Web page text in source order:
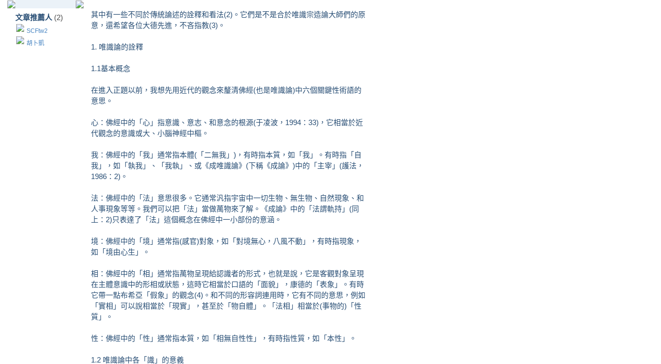
文章推薦人 (2)
SCFtw2
胡卜凱
其中有一些不同於傳統論述的詮釋和看法(2)。它們是不是合於唯識宗造論大師們的原
意，還希望各位大德先進，不吝指教(3)。
1. 唯識論的詮釋
1.1基本概念
在進入正題以前，我想先用近代的觀念來釐清佛經(也是唯識論)中六個關鍵性術語的
意思。
心：佛經中的「心」指意識、意志、和意念的根源(于凌波，1994：33)，它相當於近
代觀念的意識或大、小腦神經中樞。
我：佛經中的「我」通常指本體(「二無我」)，有時指本質，如「我」。有時指「自
我」，如「執我」、「我執」、或《成唯識論》(下稱《成論》)中的「主宰」(護法，
1986：2)。
法：佛經中的「法」意思很多。它通常汎指宇宙中一切生物、無生物、自然現象、和
人事現象等等。我們可以把「法」當做萬物來了解。《成論》中的「法謂軌持」(同
上：2)只表達了「法」這個概念在佛經中一小部份的意涵。
境：佛經中的「境」通常指(感官)對象，如「對境無心，八風不動」，有時指現象，
如「境由心生」。
相：佛經中的「相」通常指萬物呈現給認識者的形式，也就是說，它是客觀對象呈現
在主體意識中的形相或狀態，這時它相當於口語的「面貌」，康德的「表象」。有時
它帶一點布希亞「假象」的觀念(4)。和不同的形容詞連用時，它有不同的意思，例如
「實相」可以說相當於「現實」，甚至於「物自體」。「法相」相當於(事物的)「性
質」。
性：佛經中的「性」通常指本質，如「相無自性性」，有時指性質，如「本性」。
1.2 唯識論中各「識」的意義